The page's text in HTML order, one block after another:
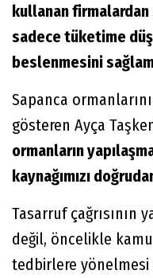
kullanan
sadece tüketime
beslenmesini
Sapanca
gösteren Ayça
ormanların
kaynağımızı
Tasarruf çağrısının
değil, öncelikle
tedbirlere yönelmesi